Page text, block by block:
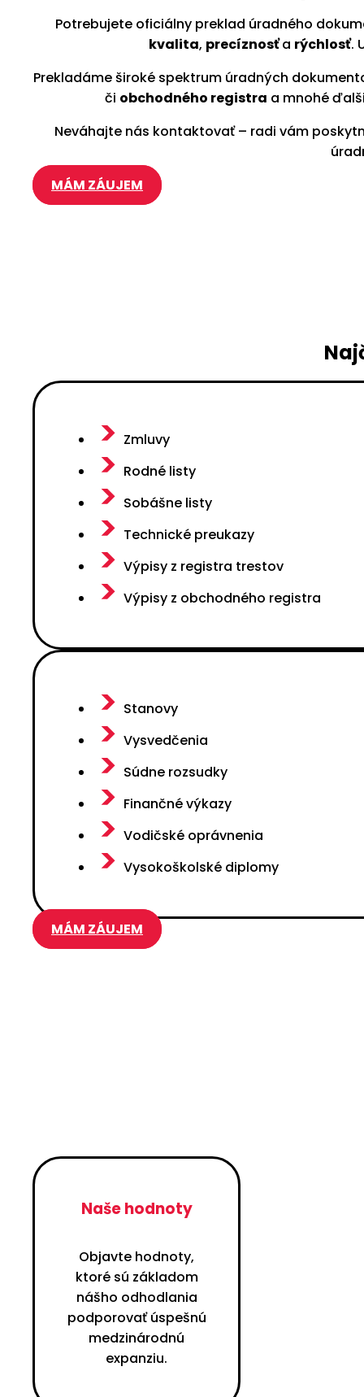
Potrebujete oficiálny preklad úradného
kvalita, precíznosťa rýchlosť.
Prekladáme široké spektrum úradných
či obchodného registra a mnohé
Neváhajte nás kontaktovať – radi vám
MÁM ZÁUJEM
Zmluvy
Rodné listy
Sobášne listy
Technické preukazy
Výpisy z registra trestov
Výpisy z obchodného registra
Stanovy
Vysvedčenia
Súdne rozsudky
Finančné výkazy
Vodičské oprávnenia
Vysokoškolské diplomy
MÁM ZÁUJEM
Naše hodnoty
Objavte hodnoty,
ktoré sú základom
nášho odhodlania
podporovať úspešnú
medzinárodnú
expanziu.